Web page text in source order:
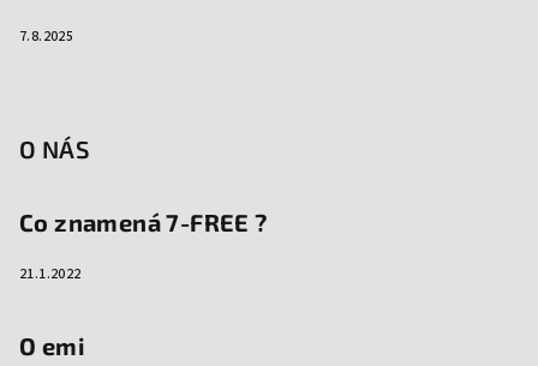
7.8.2025
O NÁS
Co znamená 7-FREE ?
21.1.2022
O emi